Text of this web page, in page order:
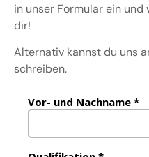
in unser Formular ein
dir!
Alternativ kannst du uns
schreiben.